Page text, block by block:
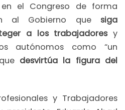
el Congreso de forma
al Gobierno que siga
a los trabajadores y
autónomos como “un
desvirtúa la figura del
y Trabajadores